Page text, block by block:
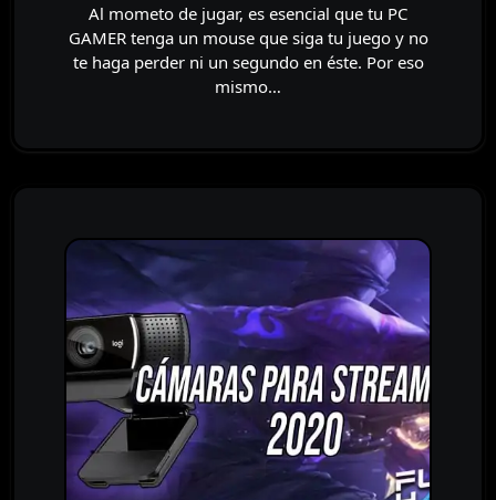
Al mometo de jugar, es esencial que tu PC
GAMER tenga un mouse que siga tu juego y no
te haga perder ni un segundo en éste. Por eso
mismo…